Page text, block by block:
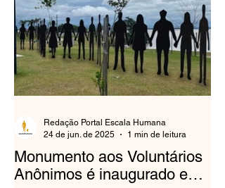
Monumento aos Voluntários
Anônimos é inaugurado em
Redação Portal Escala Humana
24 de jun. de 2025
1 min de leitura